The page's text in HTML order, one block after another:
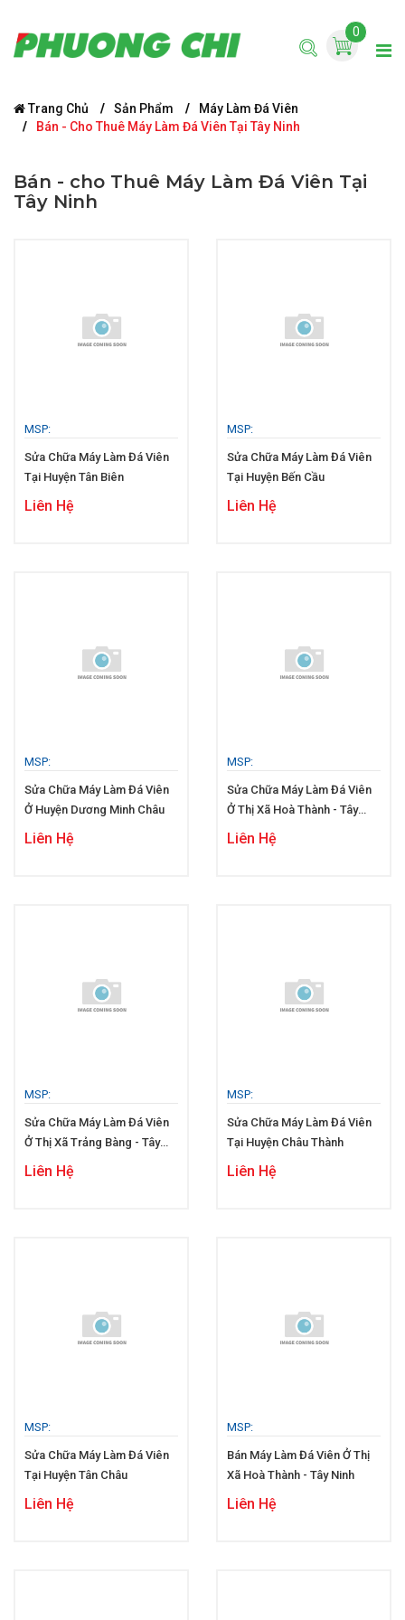
0
Trang Chủ Sản Phẩm
Máy Làm Đá Viên
Bán - Cho Thuê Máy Làm Đá Viên Tại Tây Ninh
Bán - cho Thuê Máy Làm Đá Viên Tại
Tây Ninh
MSP:
Sửa Chữa Máy Làm Đá Viên
Tại Huyện Tân Biên
Liên Hệ
MSP:
Sửa Chữa Máy Làm Đá Viên
Tại Huyện Bến Cầu
Liên Hệ
MSP:
Sửa Chữa Máy Làm Đá Viên
Ở Huyện Dương Minh Châu
Liên Hệ
MSP:
Sửa Chữa Máy Làm Đá Viên
Ở Thị Xã Hoà Thành - Tây
Ninh
Liên Hệ
MSP:
Sửa Chữa Máy Làm Đá Viên
Ở Thị Xã Trảng Bàng - Tây
Ninh
Liên Hệ
MSP:
Sửa Chữa Máy Làm Đá Viên
Tại Huyện Châu Thành
Liên Hệ
MSP:
Sửa Chữa Máy Làm Đá Viên
Tại Huyện Tân Châu
Liên Hệ
MSP:
Bán Máy Làm Đá Viên Ở Thị
Xã Hoà Thành - Tây Ninh
Liên Hệ